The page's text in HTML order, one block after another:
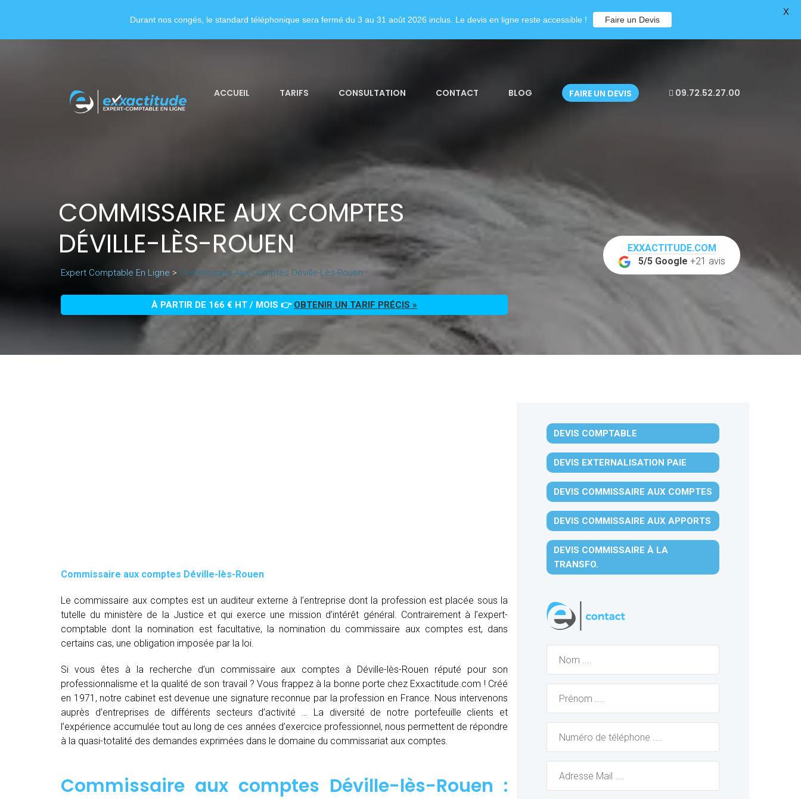
ACCUEIL TARIFS CONSULTATION CONTACT BLOG FAIRE UN DEVIS 09.72.52.27.00
COMMISSAIRE AUX COMPTES
DÉVILLE-LÈS-ROUEN
Expert Comptable En Ligne > Commissaire Aux Comptes Déville-Lès-Rouen
À PARTIR DE 166 € HT / MOIS 👉 OBTENIR UN TARIF PRÉCIS »
EXXACTITUDE.COM
5/5 Google +21 avis
Commissaire aux comptes Déville-lès-Rouen
Le commissaire aux comptes est un auditeur externe à l’entreprise dont la profession est placée sous la
tutelle du ministère de la Justice et qui exerce une mission d’intérêt général. Contrairement à l’expert-
comptable dont la nomination est facultative, la nomination du commissaire aux comptes est, dans
certains cas, une obligation imposée par la loi.
Si vous êtes à la recherche d’un commissaire aux comptes à Déville-lès-Rouen réputé pour son
professionnalisme et la qualité de son travail ? Vous frappez à la bonne porte chez Exxactitude.com ! Créé
en 1971, notre cabinet est devenue une signature reconnue par la profession en France. Nous intervenons
auprès d’entreprises de différents secteurs d’activité … La diversité de notre portefeuille clients et
l’expérience accumulée tout au long de ces années d’exercice professionnel, nous permettent de répondre
à la quasi-totalité des demandes exprimées dans le domaine du commissariat aux comptes.
Commissaire aux comptes Déville-lès-Rouen :
DEVIS COMPTABLE
DEVIS EXTERNALISATION PAIE
DEVIS COMMISSAIRE AUX COMPTES
DEVIS COMMISSAIRE AUX APPORTS
DEVIS COMMISSAIRE À LA
TRANSFO.
Durant nos congés, le standard téléphonique sera fermé du 3 au 31 août 2026 inclus. Le devis en ligne reste accessible ! Faire un Devis
X